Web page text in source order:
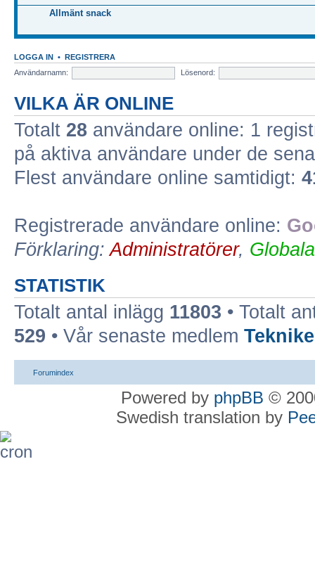
Allmänt snack
LOGGA IN • REGISTRERA
Användarnamn:
Lösenord:
VILKA ÄR ONLINE
Totalt 28 användare online: 1
på aktiva användare under de
Flest användare online samtidigt:
Registrerade användare online:
Förklaring:Administratörer,
STATISTIK
Totalt antal inlägg 11803 • Totalt
529 • Vår senaste medlem
Forumindex
Powered by phpBB ©
Swedish translation by